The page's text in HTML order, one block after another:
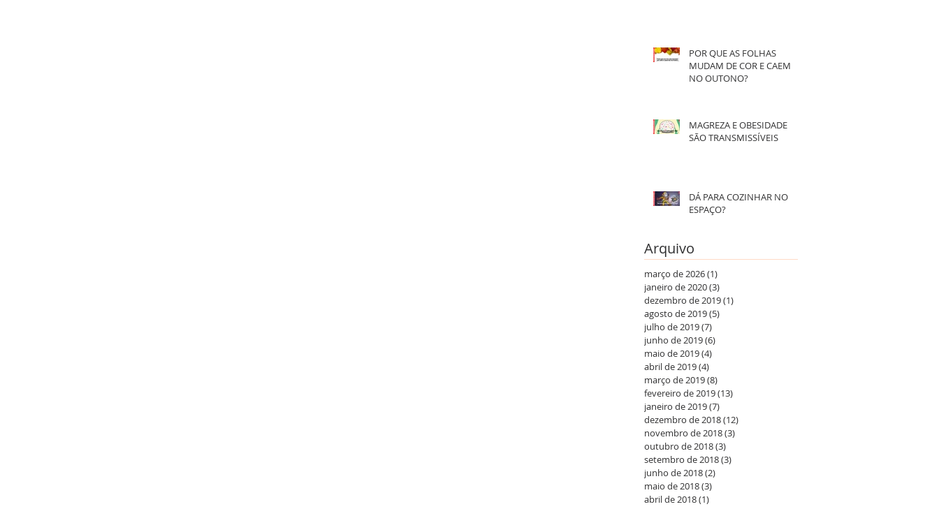
POR QUE AS FOLHAS
MUDAM DE COR E CAEM
NO OUTONO?
MAGREZA E OBESIDADE
SÃO TRANSMISSÍVEIS
DÁ PARA COZINHAR NO
ESPAÇO?
Arquivo
março de 2026(1)
janeiro de 2020(3)
dezembro de 2019(1)
agosto de 2019(5)
julho de 2019(7)
junho de 2019(6)
maio de 2019(4)
abril de 2019(4)
março de 2019(8)
fevereiro de 2019(13)
janeiro de 2019(7)
dezembro de 2018(12)
novembro de 2018(3)
outubro de 2018(3)
setembro de 2018(3)
junho de 2018(2)
maio de 2018(3)
abril de 2018(1)